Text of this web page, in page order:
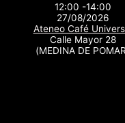
12:00 -14:00
27/08/2026
Ateneo Café
Calle Mayor 28
(MEDINA DE